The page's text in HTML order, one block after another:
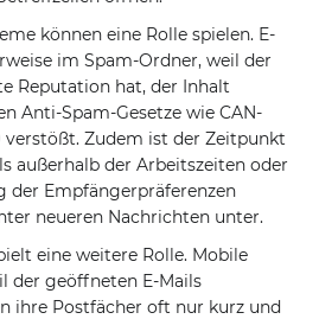
können eine Rolle spielen. E-
im Spam-Ordner, weil der
Reputation hat, der Inhalt
Anti-Spam-Gesetze wie CAN-
verstößt. Zudem ist der Zeitpunkt
außerhalb der Arbeitszeiten oder
der Empfängerpräferenzen
neueren Nachrichten unter.
eine weitere Rolle. Mobile
der geöffneten E-Mails
ihre Postfächer oft nur kurz und